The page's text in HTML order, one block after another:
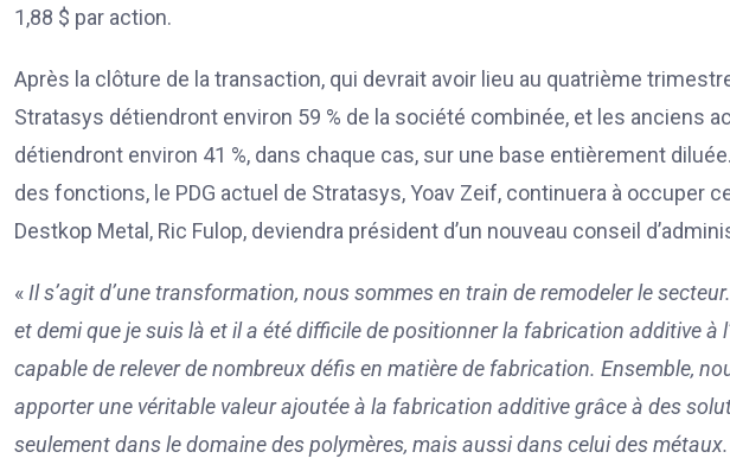
1,88 $ par action.
Après la clôture de la transaction, qui devrait avoir lieu au quatrième
Stratasys détiendront environ 59 % de la société combinée, et les anciens
détiendront environ 41 %, dans chaque cas, sur une base entièrement
des fonctions, le PDG actuel de Stratasys, Yoav Zeif, continuera à occuper
Destkop Metal, Ric Fulop, deviendra président d’un nouveau conseil
« Il s’agit d’une transformation, nous sommes en train de remodeler le secteur.
et demi que je suis là et il a été difficile de positionner la fabrication additive à
capable de relever de nombreux défis en matière de fabrication. Ensemble,
apporter une véritable valeur ajoutée à la fabrication additive grâce à des
seulement dans le domaine des polymères, mais aussi dans celui des